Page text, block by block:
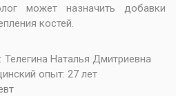
может назначить добавки
костей.
Телегина Наталья Дмитриевна
опыт: 27 лет